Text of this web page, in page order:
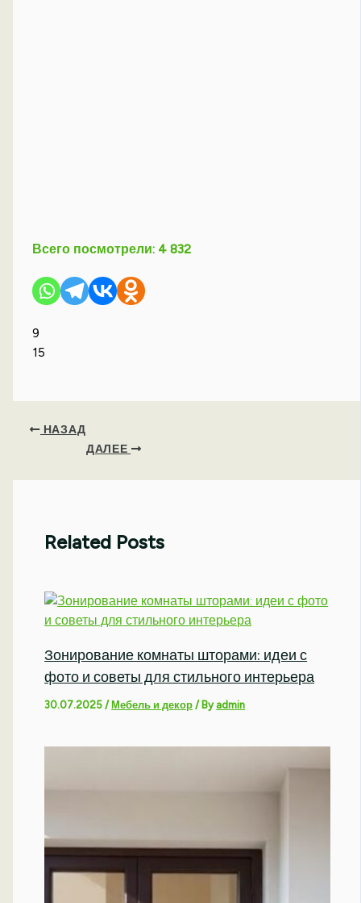
Всего посмотрели: 4 832
9
15
НАЗАД
ДАЛЕЕ
Related Posts
Зонирование комнаты шторами: идеи с
фото и советы для стильного интерьера
30.07.2025/ Мебель и декор / Byadmin